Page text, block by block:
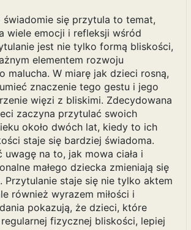
świadomie się przytula to temat,
wiele emocji i refleksji wśród
jest nie tylko formą bliskości,
elementem rozwoju
malucha. W miarę jak dzieci rosną,
znaczenie tego gestu i jego
więzi z bliskimi. Zdecydowana
zaczyna przytulać swoich
około dwóch lat, kiedy to ich
staje się bardziej świadoma.
na to, jak mowa ciała i
małego dziecka zmieniają się
Przytulanie staje się nie tylko aktem
również wyrazem miłości i
pokazują, że dzieci, które
fizycznej bliskości, lepiej